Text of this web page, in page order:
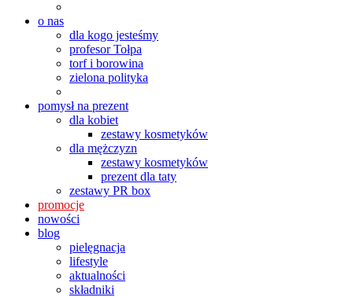
o nas
dla kogo jesteśmy
profesor Tołpa
torf i borowina
zielona polityka
pomysł na prezent
dla kobiet
zestawy kosmetyków
dla mężczyzn
zestawy kosmetyków
prezent dla taty
zestawy PR box
promocje
nowości
blog
pielęgnacja
lifestyle
aktualności
składniki